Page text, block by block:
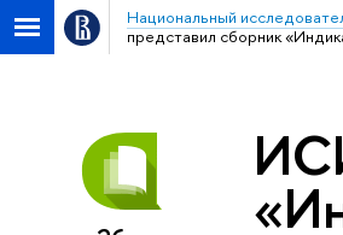
Национальный
представил сборник